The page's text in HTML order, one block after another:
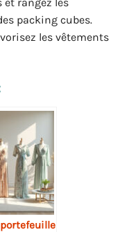
packing cubes.
les vêtements